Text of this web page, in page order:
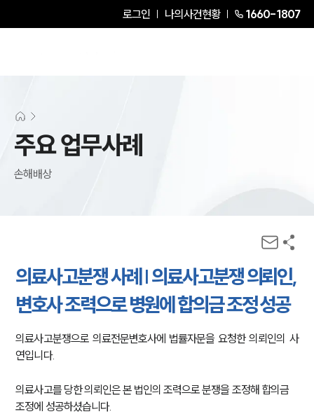
로그인 나의사건현황 1660-1807
주요 업무사례
손해배상
의료사고분쟁 사례 | 의료사고분쟁 의뢰인,
변호사 조력으로 병원에 합의금 조정 성공
의료사고분쟁으로 의료전문변호사에 법률자문을 요청한 의뢰인의 사
연입니다.
의료사고를 당한 의뢰인은 본 법인의 조력으로 분쟁을 조정해 합의금
조정에 성공하셨습니다.